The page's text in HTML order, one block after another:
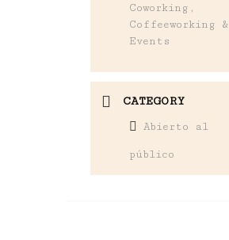
Coworking,
Coffeeworking &
Events
CATEGORY
Abierto al
público